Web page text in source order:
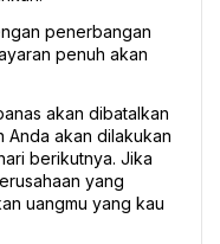
penerbangan
penuh akan
akan dibatalkan
Anda akan dilakukan
berikutnya. Jika
yang
uangmu yang kau